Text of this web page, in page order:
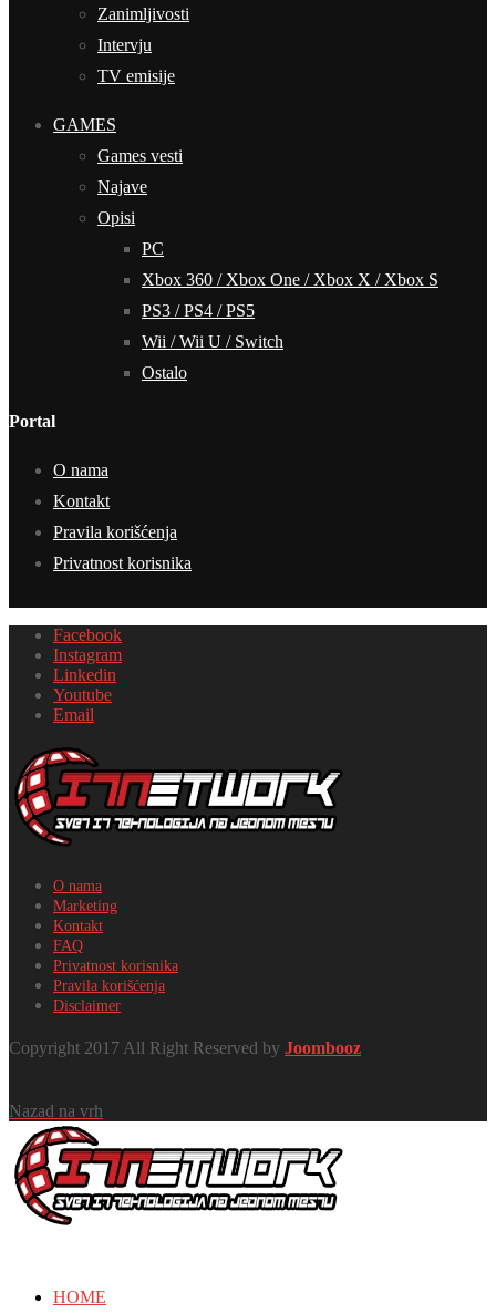
Zanimljivosti
Intervju
TV emisije
GAMES
Games vesti
Najave
Opisi
PC
Xbox 360 / Xbox One / Xbox X / Xbox S
PS3 / PS4 / PS5
Wii / Wii U / Switch
Ostalo
Portal
O nama
Kontakt
Pravila korišćenja
Privatnost korisnika
Facebook
Instagram
Linkedin
Youtube
Email
O nama
Marketing
Kontakt
FAQ
Privatnost korisnika
Pravila korišćenja
Disclaimer
Copyright 2017 All Right Reserved by Joombooz
Nazad na vrh
HOME